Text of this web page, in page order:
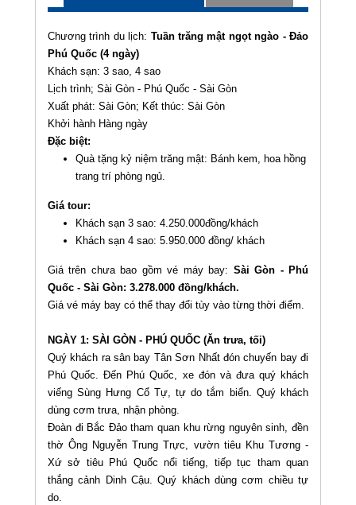
Chương trình du lịch: Tuần trăng mật ngọt ngào - Đảo
Phú Quốc (4 ngày)
Khách sạn: 3 sao, 4 sao
Lịch trình; Sài Gòn - Phú Quốc - Sài Gòn
Xuất phát: Sài Gòn; Kết thúc: Sài Gòn
Khởi hành Hàng ngày
Đặc biệt:
Quà tặng kỷ niệm trăng mật: Bánh kem, hoa hồng
trang trí phòng ngủ.
Giá tour:
Khách sạn 3 sao: 4.250.000đồng/khách
Khách sạn 4 sao: 5.950.000 đồng/ khách
Giá trên chưa bao gồm vé máy bay: Sài Gòn - Phú
Quốc - Sài Gòn: 3.278.000 đồng/khách.
Giá vé máy bay có thể thay đổi tùy vào từng thời điểm.
NGÀY 1: SÀI GÒN - PHÚ QUỐC (Ăn trưa, tối)
Quý khách ra sân bay Tân Sơn Nhất đón chuyến bay đi
Phú Quốc. Đến Phú Quốc, xe đón và đưa quý khách
viếng Sùng Hưng Cổ Tự, tự do tắm biển. Quý khách
dùng cơm trưa, nhận phòng.
Đoàn đi Bắc Đảo tham quan khu rừng nguyên sinh, đền
thờ Ông Nguyễn Trung Trực, vườn tiêu Khu Tương -
Xứ sở tiêu Phú Quốc nổi tiếng, tiếp tục tham quan
thắng cảnh Dinh Cậu. Quý khách dùng cơm chiều tự
do.